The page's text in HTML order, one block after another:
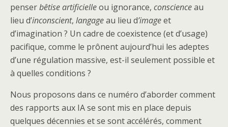
penserbêtise artificielleou ignorance, conscienceau
lieu d’inconscient, langageau lieu d’imageet
d’imagination ? Un cadre de coexistence (et d’usage)
pacifique, comme le prônent aujourd’hui les adeptes
d’une régulation massive, est-il seulement possible et
à quelles conditions ?
Nous proposons dans ce numéro d’aborder comment
des rapports aux IA se sont mis en place depuis
quelques décennies et se sont accélérés, comment